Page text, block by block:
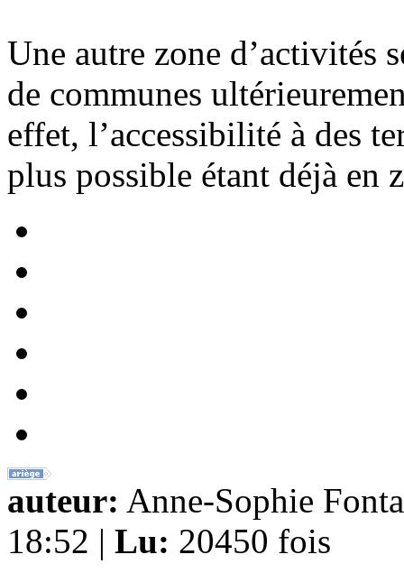
Une autre zone d’activités
de communes
effet, l’accessibilité à des
plus possible étant déjà en
auteur: Anne-Sophie
18:52 | Lu: 20450 fois